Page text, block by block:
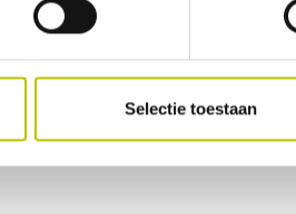
Selectie toestaan